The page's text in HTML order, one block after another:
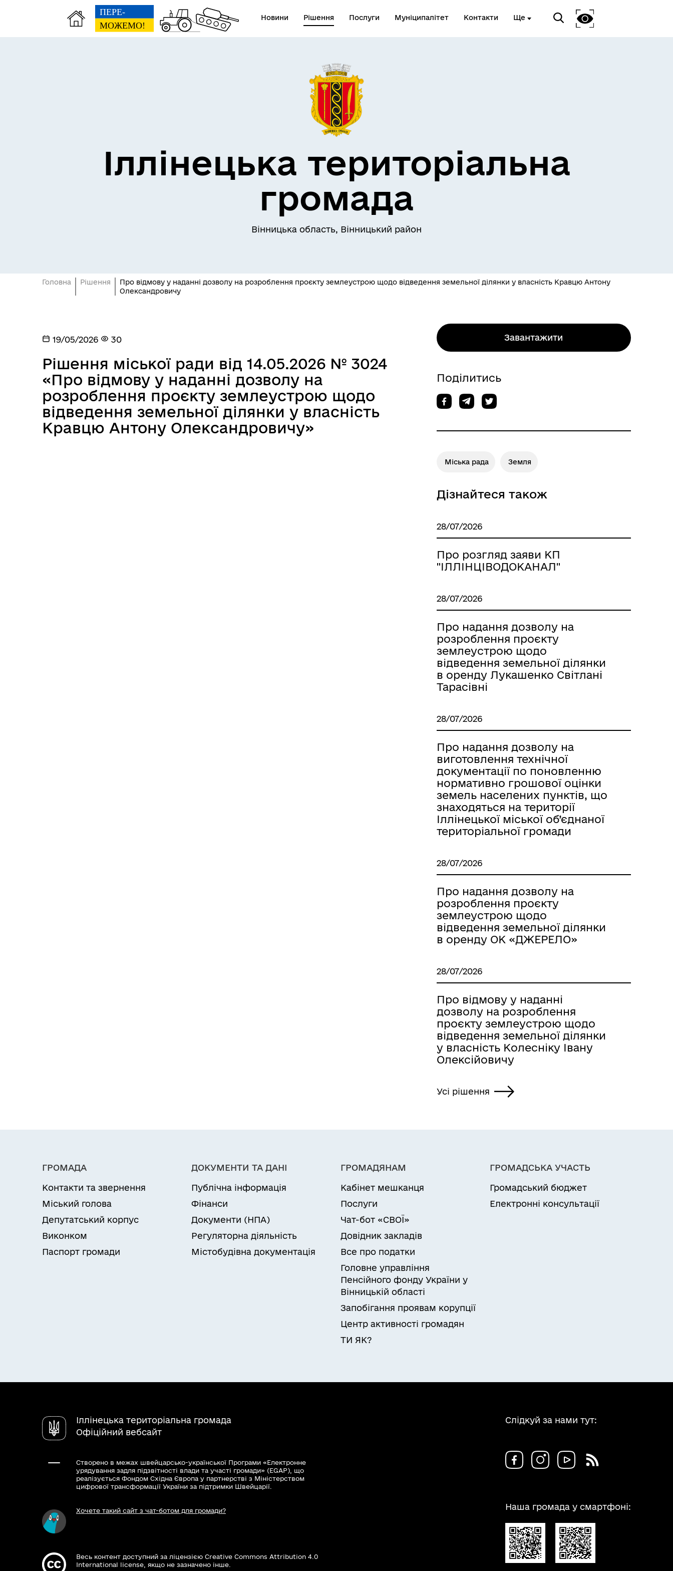
Новини Рішення Послуги Муніципалітет Контакти Ще
Іллінецька територіальна
громада
Вінницька область, Вінницький район
Головна Рішення
Про відмову у наданні дозволу на розроблення проєкту землеустрою щодо відведення земельної ділянки у власність Кравцю Антону
Олександровичу
19/05/2026 30
Рішення міської ради від 14.05.2026 № 3024
«Про відмову у наданні дозволу на
розроблення проєкту землеустрою щодо
відведення земельної ділянки у власність
Кравцю Антону Олександровичу»
Завантажити
Поділитись
Міська рада Земля
Дізнайтеся також
28/07/2026
Про розгляд заяви КП
"ІЛЛІНЦІВОДОКАНАЛ"
28/07/2026
Про надання дозволу на
розроблення проєкту
землеустрою щодо
відведення земельної ділянки
в оренду Лукашенко Світлані
Тарасівні
28/07/2026
Про надання дозволу на
виготовлення технічної
документації по поновленню
нормативно грошової оцінки
земель населених пунктів, що
знаходяться на території
Іллінецької міської об’єднаної
територіальної громади
28/07/2026
Про надання дозволу на
розроблення проєкту
землеустрою щодо
відведення земельної ділянки
в оренду ОК «ДЖЕРЕЛО»
28/07/2026
Про відмову у наданні
дозволу на розроблення
проєкту землеустрою щодо
відведення земельної ділянки
у власність Колесніку Івану
Олексійовичу
Усі рішення
ГРОМАДА
Контакти та звернення
Міський голова
Депутатський корпус
Виконком
Паспорт громади
ДОКУМЕНТИ ТА ДАНІ
Публічна інформація
Фінанси
Документи (НПА)
Регуляторна діяльність
Містобудівна документація
ГРОМАДЯНАМ
Кабінет мешканця
Послуги
Чат-бот «СВОЇ»
Довідник закладів
Все про податки
Головне управління
Пенсійного фонду України у
Вінницькій області
Запобігання проявам корупції
Центр активності громадян
ТИ ЯК?
ГРОМАДСЬКА УЧАСТЬ
Громадський бюджет
Електронні консультації
Іллінецька територіальна громада
Офіційний вебсайт
Створено в межах швейцарсько-української Програми «Електронне
урядування задля підзвітності влади та участі громади» (EGAP), що
реалізується Фондом Східна Європа у партнерстві з Міністерством
цифрової трансформації України за підтримки Швейцарії.
Хочете такий сайт з чат-ботом для громади?
Весь контент доступний за ліцензією Creative Commons Attribution 4.0
International license, якщо не зазначено інше.
Слідкуй за нами тут:
Наша громада у смартфоні: